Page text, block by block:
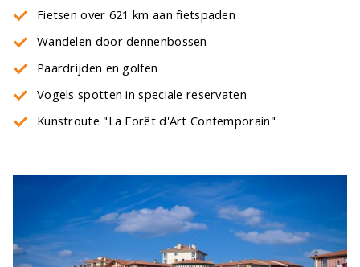
Fietsen over 621 km aan fietspaden
Wandelen door dennenbossen
Paardrijden en golfen
Vogels spotten in speciale reservaten
Kunstroute "La Forêt d'Art Contemporain"